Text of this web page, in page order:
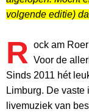
volgende editie)
R ock am
Voor de
Sinds 2011 hét
Limburg. De
livemuziek van